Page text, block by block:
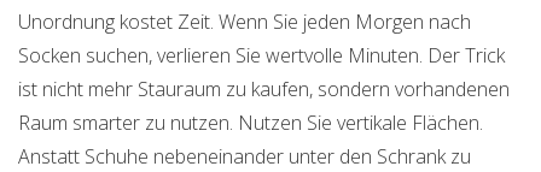
Unordnung kostet Zeit. Wenn Sie jeden Morgen nach
Socken suchen, verlieren Sie wertvolle Minuten. Der Trick
ist nicht mehr Stauraum zu kaufen, sondern vorhandenen
Raum smarter zu nutzen. Nutzen Sie vertikale Flächen.
Anstatt Schuhe nebeneinander unter den Schrank zu